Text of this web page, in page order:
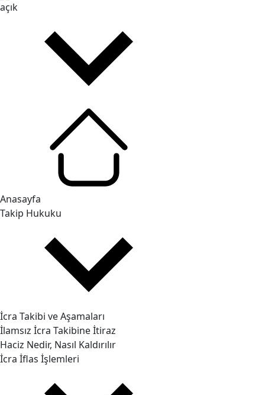
Anasayfa
Takip Hukuku
İcra Takibi ve Aşamaları
İlamsız İcra Takibine İtiraz
Haciz Nedir, Nasıl Kaldırılır
İcra İflas İşlemleri